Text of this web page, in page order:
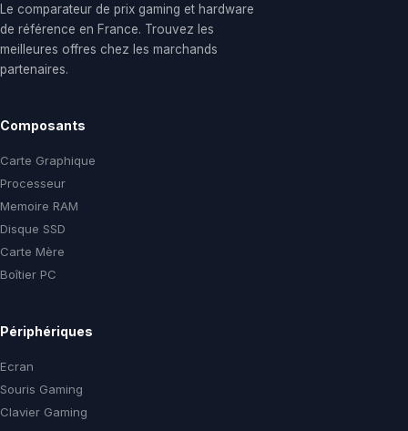
Le comparateur de prix gaming et hardware
de référence en France. Trouvez les
meilleures offres chez les marchands
partenaires.
Composants
Carte Graphique
Processeur
Memoire RAM
Disque SSD
Carte Mère
Boîtier PC
Périphériques
Ecran
Souris Gaming
Clavier Gaming